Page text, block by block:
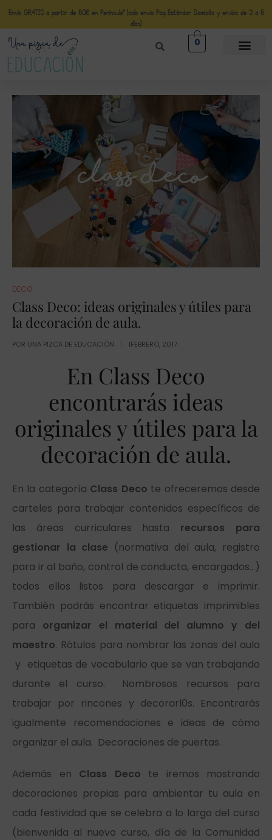
Envío GRATIS a partir de 50€ en Península* (solo envio Paq Estándar Domicilio y envíos de 3 a 5
días)
0
DECO
Class Deco: ideas originales y útiles para
la decoración de aula.
POR UNA PIZCA DE EDUCACIÓN 1FEBRERO, 2017
En Class Deco
encontrarás ideas
originales y útiles para la
decoración de aula.
En la categoría Class Deco te ofreceremos desde
carteles para trabajar contenidos específicos de
las áreas curriculares hasta recursos para
gestionar la clase (normativa del aula, registro
para ir al baño, control de conducta, encargados…)
todos ellos listos para descargar e imprimir.
También podrás encontrar etiquetas imprimibles
para organizar el material del alumno y del
maestro. Rótulos para nombrar las zonas del aula
y etiquetas de vocabulario que se van trabajando
durante el curso. Nombrosos recursos para
trabajar por rincones y decorarl0s. Encontrarás
igualmente recomendaciones e ideas de cómo
organizar el aula. Decoraciones de puertas.
Además en Class Deco te iremos mostrando
decoraciones propias para ambientar tu aula en
cada festividad que se celebra a lo largo del curso
(bienvenida al nuevo curso, día de la Comunidad